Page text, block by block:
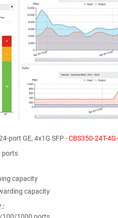
port GE, 4x1G SFP -CBS350-24T-
ports
capacity
capacity
: